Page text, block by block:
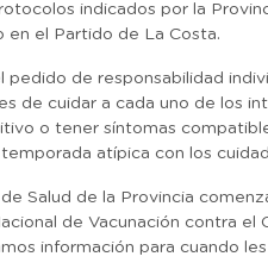
indicados por la
en el Partido de La Costa.
pedido de responsabilidad
de cuidar a cada uno de los
o tener síntomas
atípica con los
Salud de la Provincia
de Vacunación contra
información para cuando